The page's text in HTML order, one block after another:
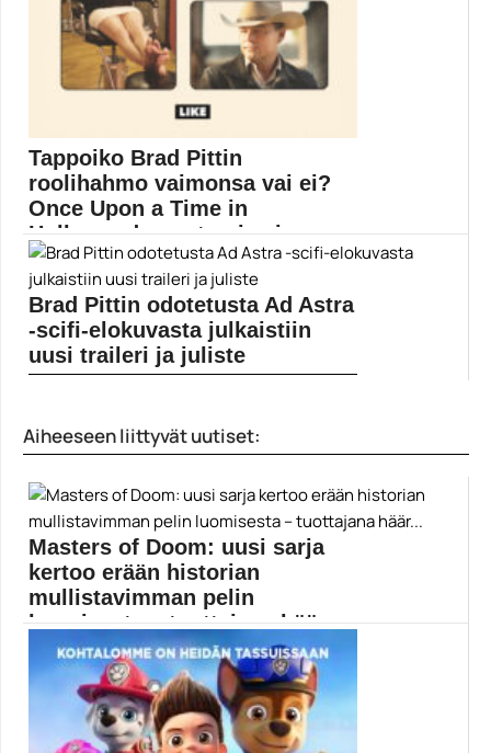
Tappoiko Brad Pittin
roolihahmo vaimonsa vai ei?
Once Upon a Time in
Hollywood -mysteeri sai
vihdoin...
Quentin Tarantinon kirja Once Upon a Time in...
Brad Pitt
Brad Pittin odotetusta Ad Astra
-scifi-elokuvasta julkaistiin
uusi traileri ja juliste
Ad Astra
Aiheeseen liittyvät uutiset:
Masters of Doom: uusi sarja
kertoo erään historian
mullistavimman pelin
luomisesta – tuottajana häär...
Doom on eräs tärkeimmistä koskaan kehitetyistä
peleistä, ja...